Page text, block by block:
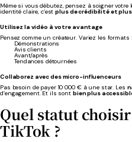
Même si vous débutez, pensez à soigner votre
identité claire, c’estplus de crédibilité et
Utilisez la vidéo à votre avantage
Pensez comme un créateur. Variez les formats :
Démonstrations
Avis clients
Avant/après
Tendances détournées
Collaborez avec des micro-influenceurs
Pas besoin de payer 10 000 € à une star. Les
d’engagement. Et ils sont bien plus
Quel statut
TikTok ?